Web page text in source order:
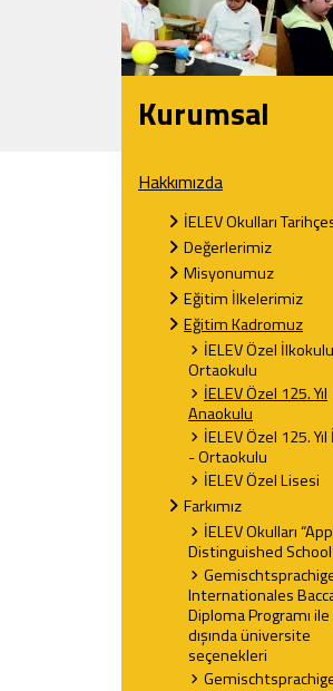
Kurumsal
Hakkımızda
İELEV Okulları
Değerlerimiz
Misyonumuz
Eğitim İlkelerimiz
Eğitim Kadromuz
İELEV Özel
Ortaokulu
İELEV Özel 125. Yıl
Anaokulu
İELEV Özel 125.
- Ortaokulu
İELEV Özel Lisesi
Farkımız
İELEV Okulları
Distinguished
Internationales
Diploma Programı
dışında üniversite
seçenekleri